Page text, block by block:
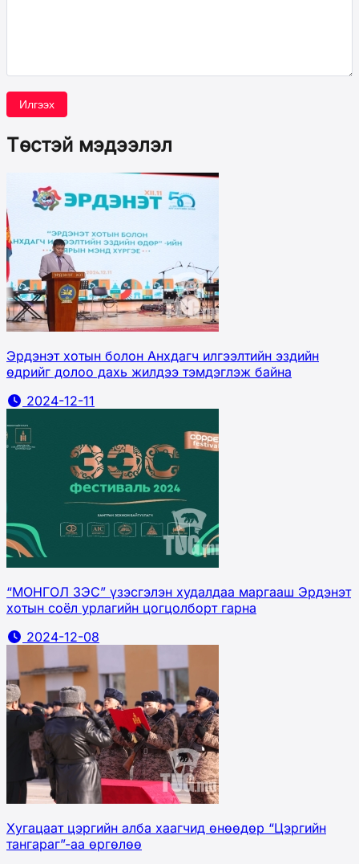
Илгээх
Төстэй мэдээлэл
Эрдэнэт хотын болон Анхдагч илгээлтийн эздийн
өдрийг долоо дахь жилдээ тэмдэглэж байна
2024-12-11
“МОНГОЛ ЗЭС” үзэсгэлэн худалдаа маргааш Эрдэнэт
хотын соёл урлагийн цогцолборт гарна
2024-12-08
Хугацаат цэргийн алба хаагчид өнөөдөр “Цэргийн
тангараг”-аа өргөлөө